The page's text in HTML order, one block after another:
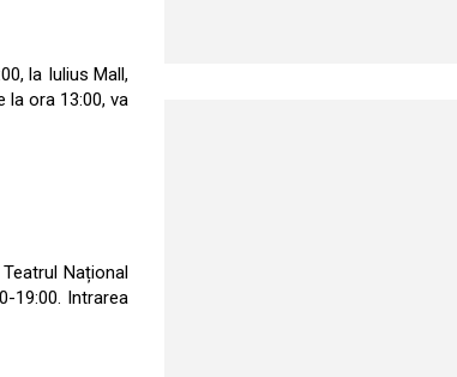
la Iulius Mall,
la ora 13:00, va
Național
19:00. Intrarea